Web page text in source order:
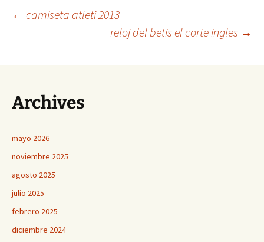
Navegación
entradas
← camiseta atleti 2013
reloj del betis el corte ingles →
Archives
mayo 2026
noviembre 2025
agosto 2025
julio 2025
febrero 2025
diciembre 2024